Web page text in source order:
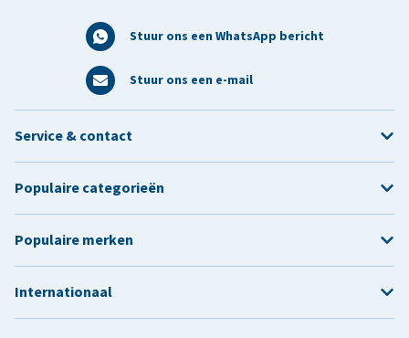
Stuur ons een WhatsApp bericht
Stuur ons een e-mail
Service & contact
Populaire categorieën
Populaire merken
Internationaal